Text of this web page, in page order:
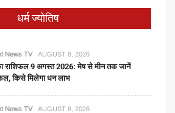
धर्म ज्योतिष
News TV AUGUST 8, 2026
9 अगस्त 2026: मेष से मीन तक जानें
किसे मिलेगा धन लाभ
News TV AUGUST 8, 2026